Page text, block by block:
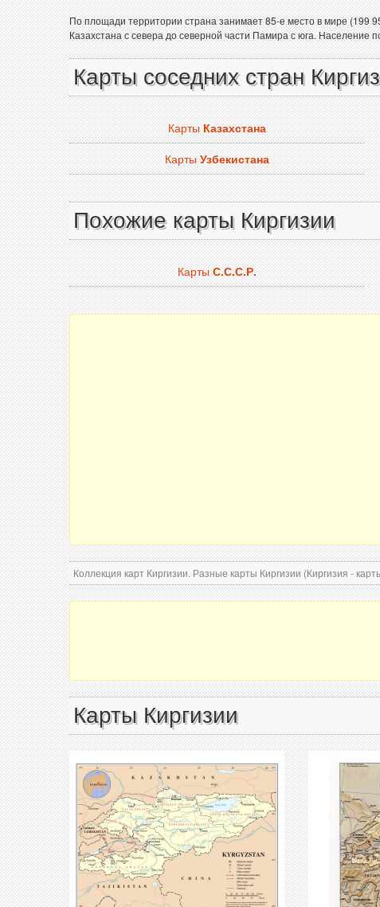
По площади территории страна занимает 85-е место в мире (199
Казахстана с севера до северной части Памира с юга. Население
Карты соседних стран
КартыКазахстана
КартыУзбекистана
Похожие карты Киргизии
КартыС.С.С.Р.
Коллекция карт Киргизии. Разные карты Киргизии (Киргизия -
Карты Киргизии